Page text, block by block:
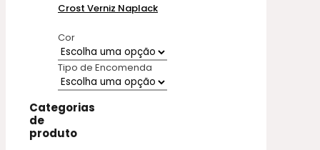
Crost Verniz Naplack
Cor
Tipo de Encomenda
Categorias
de
produto